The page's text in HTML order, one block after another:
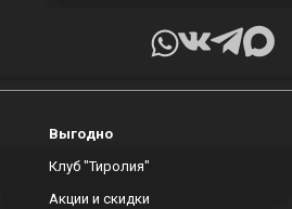
Выгодно
Клуб "Тиролия"
Акции и скидки